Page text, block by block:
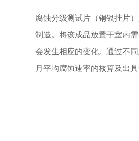
腐蚀分级测试片（铜银挂片
制造。将该成品放置于室内
会发生相应的变化。通过不
月平均腐蚀速率的核算及出具